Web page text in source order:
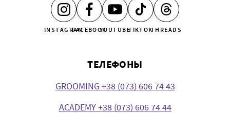
INSTAGRAMFACEBOOKYOUTUBETIKTOKTHREADS
ТЕЛЕФОНЫ
GROOMING +38 (073) 606 74 43
ACADEMY +38 (073) 606 74 44